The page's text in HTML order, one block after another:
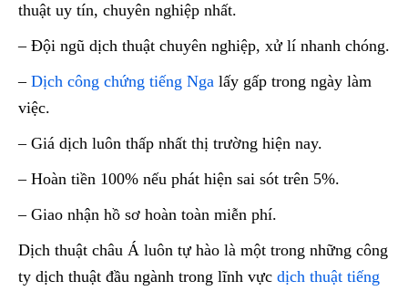
thuật uy tín, chuyên nghiệp nhất.
– Đội ngũ dịch thuật chuyên nghiệp, xử lí nhanh chóng.
– Dịch công chứng tiếng Nga lấy gấp trong ngày làm
việc.
– Giá dịch luôn thấp nhất thị trường hiện nay.
– Hoàn tiền 100% nếu phát hiện sai sót trên 5%.
– Giao nhận hồ sơ hoàn toàn miễn phí.
Dịch thuật châu Á luôn tự hào là một trong những công
ty dịch thuật đầu ngành trong lĩnh vực dịch thuật tiếng